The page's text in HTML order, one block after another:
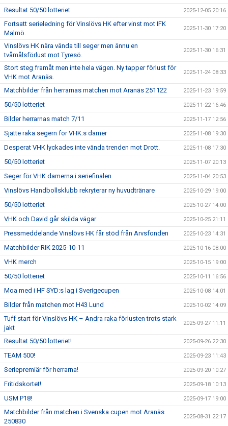
Resultat 50/50 lotteriet 2025-12-05 20:16
Fortsatt serieledning för Vinslövs HK efter vinst mot IFK
Malmö.
2025-11-30 17:20
Vinslövs HK nära vända till seger men ännu en
tvåmålsförlust mot Tyresö.
2025-11-30 16:31
Stort steg framåt men inte hela vägen. Ny tapper förlust för
VHK mot Aranäs.
2025-11-24 08:33
Matchbilder från herrarnas matchen mot Aranäs 251122 2025-11-23 19:59
50/50 lotteriet 2025-11-22 16:46
Bilder herrarnas match 7/11 2025-11-17 12:56
Sjätte raka segern för VHK:s damer 2025-11-08 19:30
Desperat VHK lyckades inte vända trenden mot Drott. 2025-11-08 17:30
50/50 lotteriet 2025-11-07 20:13
Seger för VHK damerna i seriefinalen 2025-11-04 20:53
Vinslövs Handbollsklubb rekryterar ny huvudtränare 2025-10-29 19:00
50/50 lotteriet 2025-10-27 14:00
VHK och David går skilda vägar 2025-10-25 21:11
Pressmeddelande Vinslövs HK får stöd från Arvsfonden 2025-10-23 14:31
Matchbilder RIK 2025-10-11 2025-10-16 08:00
VHK merch 2025-10-15 19:00
50/50 lotteriet 2025-10-11 16:56
Moa med i HF SYD:s lag i Sverigecupen 2025-10-08 14:01
Bilder från matchen mot H43 Lund 2025-10-02 14:09
Tuff start för Vinslövs HK – Andra raka förlusten trots stark
jakt
2025-09-27 11:11
Resultat 50/50 lotteriet! 2025-09-26 22:30
TEAM 500! 2025-09-23 11:43
Seriepremiär för herrarna! 2025-09-20 10:27
Fritidskortet! 2025-09-18 10:13
USM P18! 2025-09-17 19:00
Matchbilder från matchen i Svenska cupen mot Aranäs
250830
2025-08-31 22:17